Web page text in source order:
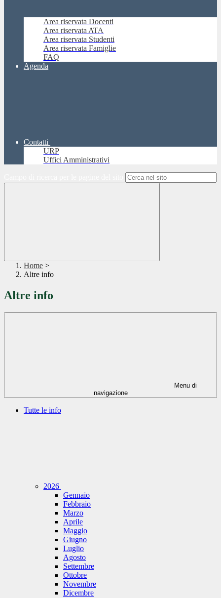
Area riservata Docenti
Area riservata ATA
Area riservata Studenti
Area riservata Famiglie
FAQ
Agenda
Contatti
URP
Uffici Amministrativi
Home >
Altre info
Altre info
Menu di
navigazione
Tutte le info
2026
Gennaio
Febbraio
Marzo
Aprile
Maggio
Giugno
Luglio
Agosto
Settembre
Ottobre
Novembre
Dicembre